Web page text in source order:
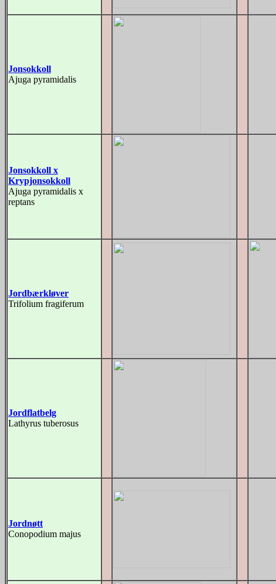
Jonsokkoll
Ajuga pyramidalis
Jonsokkoll x
Krypjonsokkoll
Ajuga pyramidalis x
reptans
Jordbærkløver
Trifolium fragiferum
Jordflatbelg
Lathyrus tuberosus
Jordnøtt
Conopodium majus